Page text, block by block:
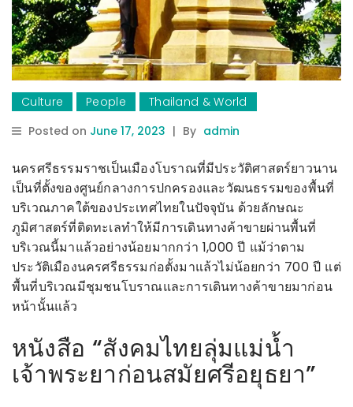
Culture People
Thailand & World
Posted on June 17, 2023 | By admin
นครศรีธรรมราชเป็นเมืองโบราณที่มีประวัติศาสตร์ยาวนาน
เป็นที่ตั้งของศูนย์กลางการปกครองและวัฒนธรรมของพื้นที่
บริเวณภาคใต้ของประเทศไทยในปัจจุบัน ด้วยลักษณะ
ภูมิศาสตร์ที่ติดทะเลทำให้มีการเดินทางค้าขายผ่านพื้นที่
บริเวณนี้มาแล้วอย่างน้อยมากกว่า 1,000 ปี แม้ว่าตาม
ประวัติเมืองนครศรีธรรมก่อตั้งมาแล้วไม่น้อยกว่า 700 ปี แต่
พื้นที่บริเวณมีชุมชนโบราณและการเดินทางค้าขายมาก่อน
หน้านั้นแล้ว
หนังสือ “สังคมไทยลุ่มแม่น้ำ
เจ้าพระยาก่อนสมัยศรีอยุธยา”